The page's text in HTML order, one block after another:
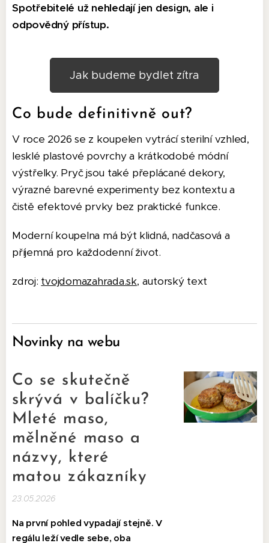
Spotřebitelé už nehledají jen design, ale i
odpovědný přístup.
Jak budeme bydlet zítra
Co bude definitivně out?
V roce 2026 se z koupelen vytrácí sterilní vzhled,
lesklé plastové povrchy a krátkodobé módní
výstřelky. Pryč jsou také přeplácané dekory,
výrazné barevné experimenty bez kontextu a
čistě efektové prvky bez praktické funkce.
Moderní koupelna má být klidná, nadčasová a
příjemná pro každodenní život.
zdroj: tvojdomazahrada.sk, autorský text
Novinky na webu
Co se skutečně
skrývá v balíčku?
Mleté maso,
mělněné maso a
názvy, které
matou zákazníky
23.05.2026
Na první pohled vypadají stejně. V
regálu leží vedle sebe, oba